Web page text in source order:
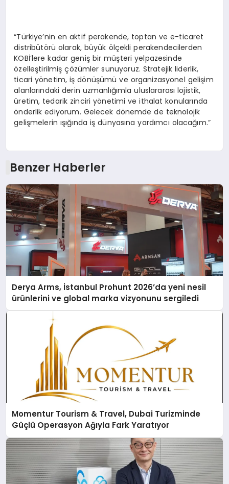
“Türkiye’nin en aktif perakende, toptan ve e-ticaret
distribütörü olarak, büyük ölçekli perakendecilerden
KOBİ’lere kadar geniş bir müşteri yelpazesinde
özelleştirilmiş çözümler sunuyoruz. Stratejik liderlik,
ticari yönetim, iş dönüşümü ve organizasyonel gelişim
alanlarındaki derin uzmanlığımla uluslararası lojistik,
üretim, tedarik zinciri yönetimi ve ithalat konularında
önderlik ediyorum. Gelecek dönemde de teknolojik
gelişmelerin ışığında iş dünyasına yardımcı olacağım.”
Benzer Haberler
Derya Arms, İstanbul Prohunt 2026’da yeni nesil
ürünlerini ve global marka vizyonunu sergiledi
Momentur Tourism & Travel, Dubai Turizminde
Güçlü Operasyon Ağıyla Fark Yaratıyor